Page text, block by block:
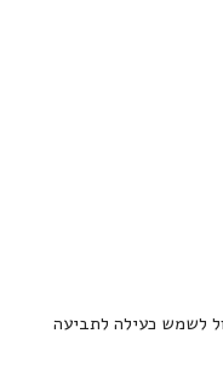
לשמש כעילה לתביעה